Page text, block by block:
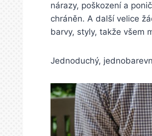
nárazy, poškození a
chráněn. A další velice
barvy, styly, takže všem
Jednoduchý,